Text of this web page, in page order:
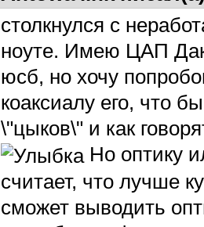
столкнулся с
ноуте. Имею ЦАП
юсб, но хочу
коаксиалу его, что
\"цыков\" и как
Но оптику
считает, что лучше
сможет выводить